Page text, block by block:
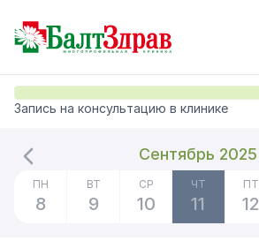
Запись на консультацию в клинике
Сентябрь 2025
ПН
8
ВТ
9
СР
10
ЧТ
11
ПТ
12